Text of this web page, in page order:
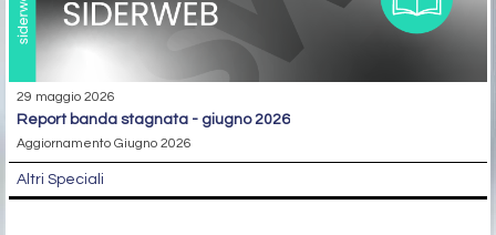
29 maggio 2026
report banda stagnata - giugno 2026
Aggiornamento Giugno 2026
Altri Speciali